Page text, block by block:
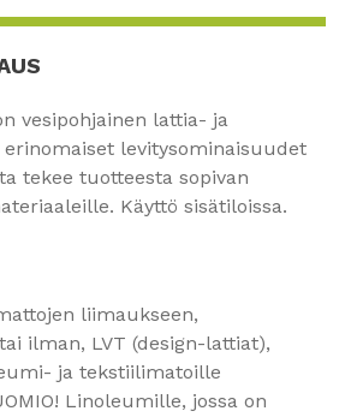
vesipohjainen lattia- ja
levitysominaisuudet
tekee tuotteesta sopivan
Käyttö sisätiloissa.
liimaukseen,
ilman, LVT (design-lattiat),
ja tekstiilimatoille
Linoleumille, jossa on